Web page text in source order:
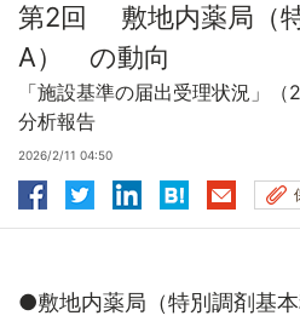
第2回 敷地内薬局（
A） の動向
「施設基準の届出受理状況」
分析報告
2026/2/11 04:50
●敷地内薬局（特別調剤基